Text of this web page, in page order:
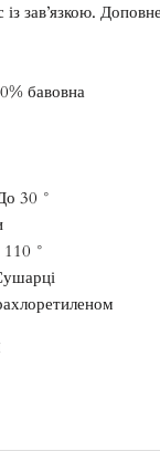
із зав’язкою.
бавовна
30 °
°